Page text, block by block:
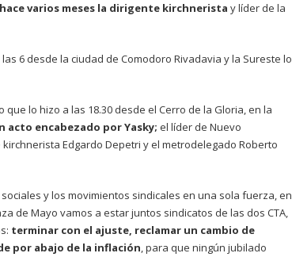
varios meses la dirigente kirchnerista y líder de la
6 desde la ciudad de Comodoro Rivadavia y la Sureste lo
lo hizo a las 18.30 desde el Cerro de la Gloria, en la
acto encabezado por Yasky; el líder de Nuevo
Edgardo Depetri y el metrodelegado Roberto
y los movimientos sindicales en una sola fuerza, en
de Mayo vamos a estar juntos sindicatos de las dos CTA,
terminar con el ajuste, reclamar un cambio de
por abajo de la inflación, para que ningún jubilado